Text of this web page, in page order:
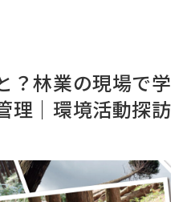
？林業の現場で学
理｜環境活動探訪